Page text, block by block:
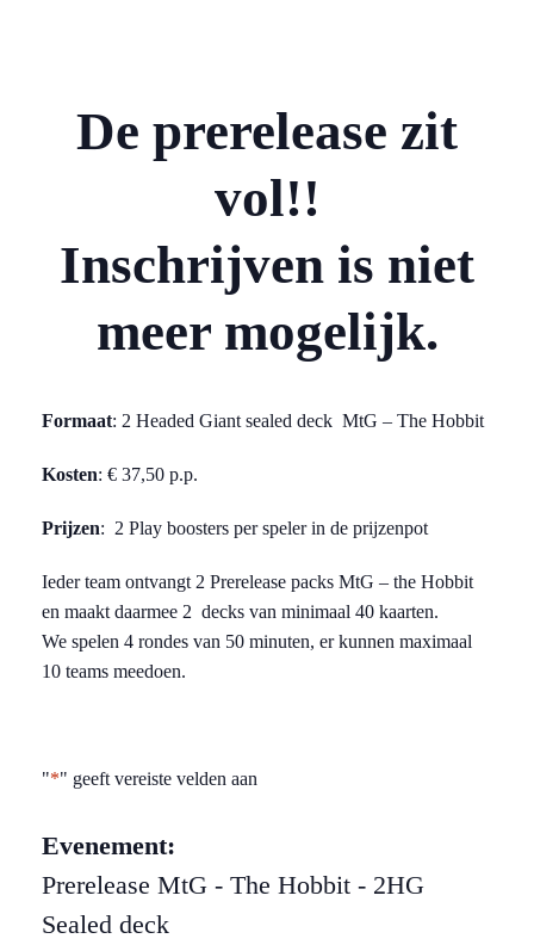
De prerelease zit
vol!!
Inschrijven is niet
meer mogelijk.
Formaat: 2 Headed Giant sealed deck MtG – The Hobbit
Kosten: € 37,50 p.p.
Prijzen: 2 Play boosters per speler in de prijzenpot
Ieder team ontvangt 2 Prerelease packs MtG – the Hobbit
en maakt daarmee 2 decks van minimaal 40 kaarten.
We spelen 4 rondes van 50 minuten, er kunnen maximaal
10 teams meedoen.
"*" geeft vereiste velden aan
Evenement:
Prerelease MtG - The Hobbit - 2HG
Sealed deck